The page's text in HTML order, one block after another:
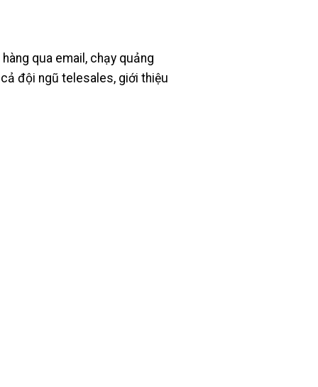
qua email, chạy quảng
đội ngũ telesales, giới thiệu